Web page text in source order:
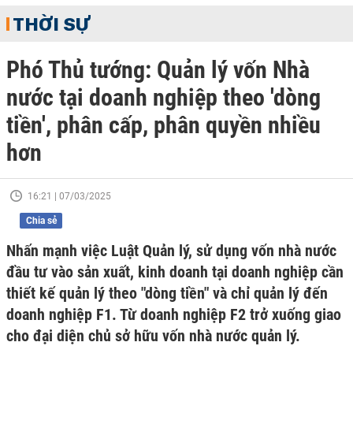
THỜI SỰ
Phó Thủ tướng: Quản lý vốn Nhà
nước tại doanh nghiệp theo 'dòng
tiền', phân cấp, phân quyền nhiều
hơn
16:21 | 07/03/2025
Chia sẻ
Nhấn mạnh việc Luật Quản lý, sử dụng vốn nhà nước
đầu tư vào sản xuất, kinh doanh tại doanh nghiệp cần
thiết kế quản lý theo "dòng tiền" và chỉ quản lý đến
doanh nghiệp F1. Từ doanh nghiệp F2 trở xuống giao
cho đại diện chủ sở hữu vốn nhà nước quản lý.